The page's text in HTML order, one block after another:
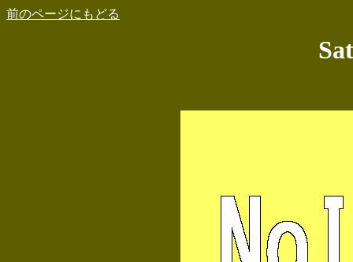
前のページにもどる